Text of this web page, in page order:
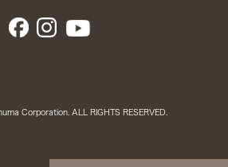
Corporation. ALL RIGHTS RESERVED.